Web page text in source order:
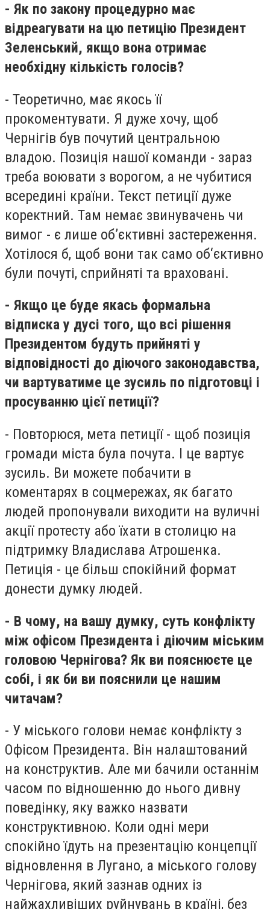
- Як по закону процедурно має
відреагувати на цю петицію Президент
Зеленський, якщо вона отримає
необхідну кількість голосів?
- Теоретично, має якось її
прокоментувати. Я дуже хочу, щоб
Чернігів був почутий центральною
владою. Позиція нашої команди - зараз
треба воювати з ворогом, а не чубитися
всередині країни. Текст петиції дуже
коректний. Там немає звинувачень чи
вимог - є лише об’єктивні застереження.
Хотілося б, щоб вони так само об‘єктивно
були почуті, сприйняті та враховані.
- Якщо це буде якась формальна
відписка у дусі того, що всі рішення
Президентом будуть прийняті у
відповідності до діючого законодавства,
чи вартуватиме це зусиль по підготовці і
просуванню цієї петиції?
- Повторюся, мета петиції - щоб позиція
громади міста була почута. І це вартує
зусиль. Ви можете побачити в
коментарях в соцмережах, як багато
людей пропонували виходити на вуличні
акції протесту або їхати в столицю на
підтримку Владислава Атрошенка.
Петиція - це більш спокійний формат
донести думку людей.
- В чому, на вашу думку, суть конфлікту
між офісом Президента і діючим міським
головою Чернігова? Як ви пояснюєте це
собі, і як би ви пояснили це нашим
читачам?
- У міського голови немає конфлікту з
Офісом Президента. Він налаштований
на конструктив. Але ми бачили останнім
часом по відношенню до нього дивну
поведінку, яку важко назвати
конструктивною. Коли одні мери
спокійно їдуть на презентацію концепції
відновлення в Лугано, а міського голову
Чернігова, який зазнав одних із
найжахливіших руйнувань в країні, без